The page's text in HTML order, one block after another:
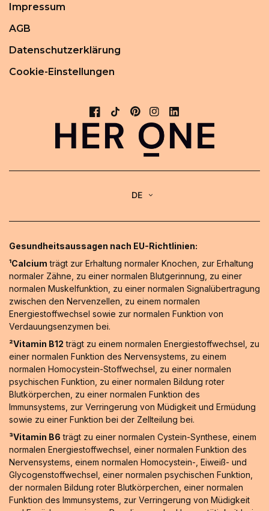
Impressum
AGB
Datenschutzerklärung
Cookie-Einstellungen
DE
Gesundheitsaussagen nach EU-Richtlinien:
¹Calcium trägt zur Erhaltung normaler Knochen, zur Erhaltung
normaler Zähne, zu einer normalen Blutgerinnung, zu einer
normalen Muskelfunktion, zu einer normalen Signalübertragung
zwischen den Nervenzellen, zu einem normalen
Energiestoffwechsel sowie zur normalen Funktion von
Verdauungsenzymen bei.
²Vitamin B12 trägt zu einem normalen Energiestoffwechsel, zu
einer normalen Funktion des Nervensystems, zu einem
normalen Homocystein-Stoffwechsel, zu einer normalen
psychischen Funktion, zu einer normalen Bildung roter
Blutkörperchen, zu einer normalen Funktion des
Immunsystems, zur Verringerung von Müdigkeit und Ermüdung
sowie zu einer Funktion bei der Zellteilung bei.
³Vitamin B6 trägt zu einer normalen Cystein-Synthese, einem
normalen Energiestoffwechsel, einer normalen Funktion des
Nervensystems, einem normalen Homocystein-, Eiweiß- und
Glycogenstoffwechsel, einer normalen psychischen Funktion,
der normalen Bildung roter Blutkörperchen, einer normalen
Funktion des Immunsystems, zur Verringerung von Müdigkeit